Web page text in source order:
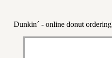
Dunkin´ - online donut ordering